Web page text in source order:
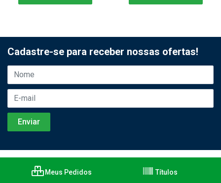
Cadastre-se para receber nossas ofertas!
Meus Pedidos Títulos